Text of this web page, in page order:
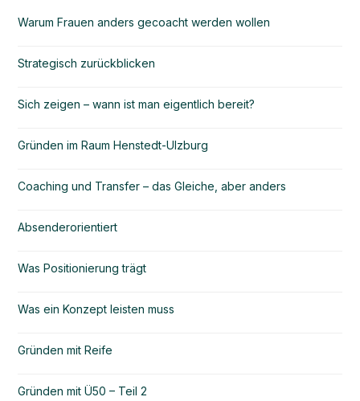
Warum Frauen anders gecoacht werden wollen
Strategisch zurückblicken
Sich zeigen – wann ist man eigentlich bereit?
Gründen im Raum Henstedt-Ulzburg
Coaching und Transfer – das Gleiche, aber anders
Absenderorientiert
Was Positionierung trägt
Was ein Konzept leisten muss
Gründen mit Reife
Gründen mit Ü50 – Teil 2